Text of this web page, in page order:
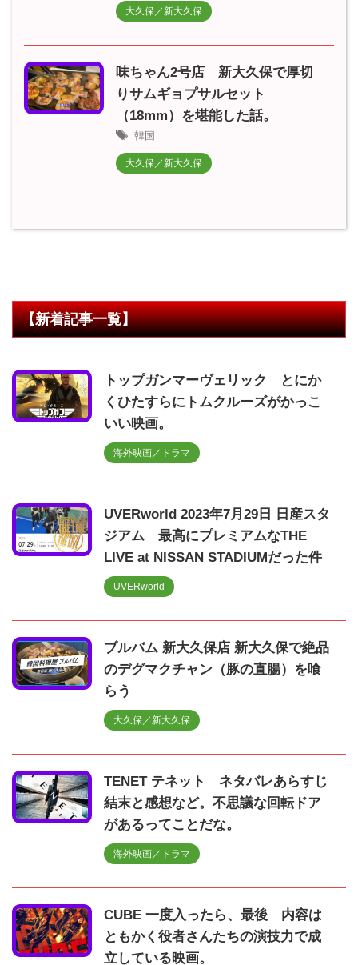
大久保／新大久保
味ちゃん2号店 新大久保で厚切
りサムギョプサルセット
（18mm）を堪能した話。
韓国
大久保／新大久保
【新着記事一覧】
トップガンマーヴェリック とにか
くひたすらにトムクルーズがかっこ
いい映画。
海外映画／ドラマ
UVERworld 2023年7月29日 日産スタ
ジアム 最高にプレミアムなTHE
LIVE at NISSAN STADIUMだった件
UVERworld
ブルバム 新大久保店 新大久保で絶品
のデグマクチャン（豚の直腸）を喰
らう
大久保／新大久保
TENET テネット ネタバレあらすじ
結末と感想など。不思議な回転ドア
があるってことだな。
海外映画／ドラマ
CUBE 一度入ったら、最後 内容は
ともかく役者さんたちの演技力で成
立している映画。